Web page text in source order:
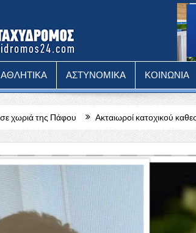
ΑΘΛΗΤΙΚΑ ΑΣΤΥΝΟΜΙΚΑ ΚΟΙΝΩΝΙΑ
Ακταιωροί κατοχικού καθεστώτος στα ανοικτά